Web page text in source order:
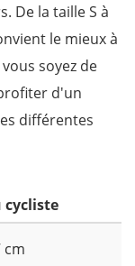
De la taille S à
le mieux à
soyez de
d'un
différentes
cycliste
cm